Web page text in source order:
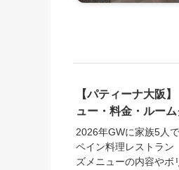
【パティーナ大阪
ュー・料金・ルー
2026年GWに家族5人
ペイン料理レストラン
ズメニューの内容やボ